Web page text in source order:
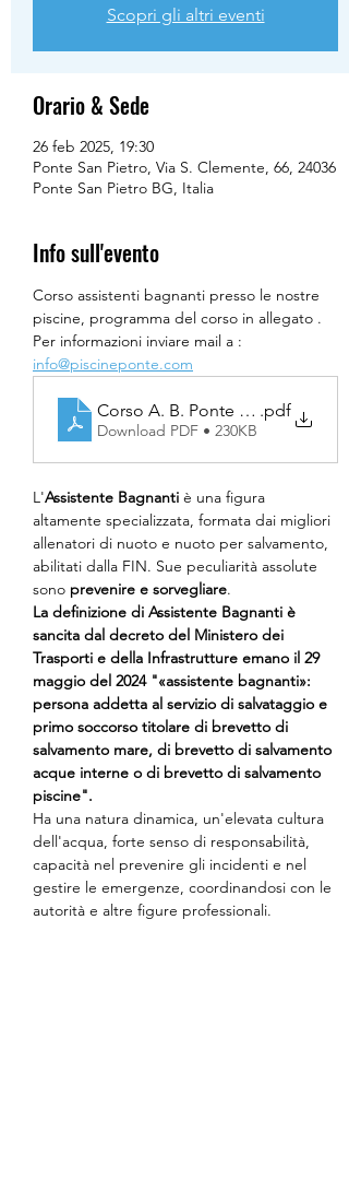
Scopri gli altri eventi
Orario & Sede
26 feb 2025, 19:30
Ponte San Pietro, Via S. Clemente, 66, 24036
Ponte San Pietro BG, Italia
Info sull'evento
Corso assistenti bagnanti presso le nostre
piscine, programma del corso in allegato .
Per informazioni inviare mail a :
info@piscineponte.com
Corso A. B. Ponte 2025.pdf
Download PDF • 230KB
L'Assistente Bagnanti è una figura
altamente specializzata, formata dai migliori
allenatori di nuoto e nuoto per salvamento,
abilitati dalla FIN. Sue peculiarità assolute
sono prevenire e sorvegliare.
La definizione di Assistente Bagnanti è
sancita dal decreto del Ministero dei
Trasporti e della Infrastrutture emano il 29
maggio del 2024 "«assistente bagnanti»:
persona addetta al servizio di salvataggio e
primo soccorso titolare di brevetto di
salvamento mare, di brevetto di salvamento
acque interne o di brevetto di salvamento
piscine".
Ha una natura dinamica, un'elevata cultura
dell'acqua, forte senso di responsabilità,
capacità nel prevenire gli incidenti e nel
gestire le emergenze, coordinandosi con le
autorità e altre figure professionali.